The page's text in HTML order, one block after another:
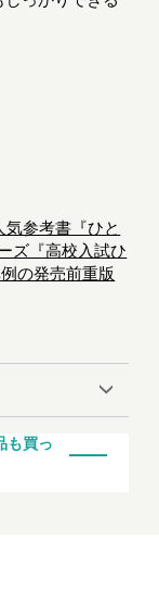
気参考書『ひと
ズ『高校入試ひ
の発売前重版
も買っ